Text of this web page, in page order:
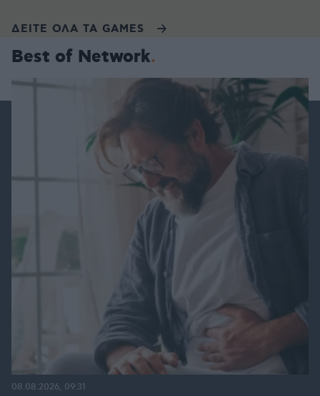
ΔΕΙΤΕ ΟΛΑ ΤΑ GAMES
Best of Network
08.08.2026, 09:31